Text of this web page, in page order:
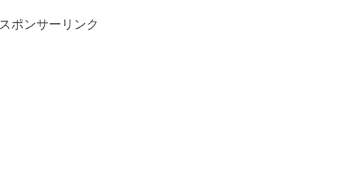
スポンサーリンク